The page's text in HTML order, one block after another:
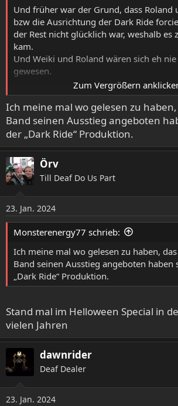
Und früher war der Grund, dass Roland
bzw die Ausrichtung der Dark Ride
der Rest nicht glücklich war, weshalb es
kam.
Und Weiki und Roland wären sich eh
gewesen.
Dass Andi und Weiki den Großteil der
haben, das wissen sie wohl nicht mehr.
Laut Weiki ist ja auch der Titeltrack
Roland habe sich dann einfach die
geschnappt, weil er die Nummer
Roland ist jedenfalls ein tierisch netter
Freude über die Helloween Zeiten
Der sah das schon 2009 alles
seine ehemaligen Kollegen
Zum Vergrößern
Ich meine mal wo gelesen zu
Band seinen Ausstieg angeboten
der „Dark Ride“ Produktion.
Örv
Till Deaf Do Us Part
23. Jan. 2024
Monsterenergy77 schrieb:
Ich meine mal wo gelesen zu haben,
Band seinen Ausstieg angeboten
„Dark Ride“ Produktion.
Stand mal im Helloween Special in
vielen Jahren
dawnrider
Deaf Dealer
23. Jan. 2024